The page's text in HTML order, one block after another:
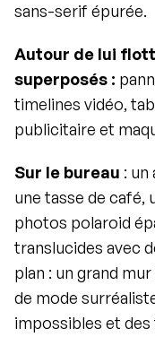
sans-serif épurée.
Autour de lui
superposés :
timelines vidéo,
publicitaire et
Sur le bureau :
une tasse de café,
photos polaroid
translucides avec
plan : un grand
de mode
impossibles et